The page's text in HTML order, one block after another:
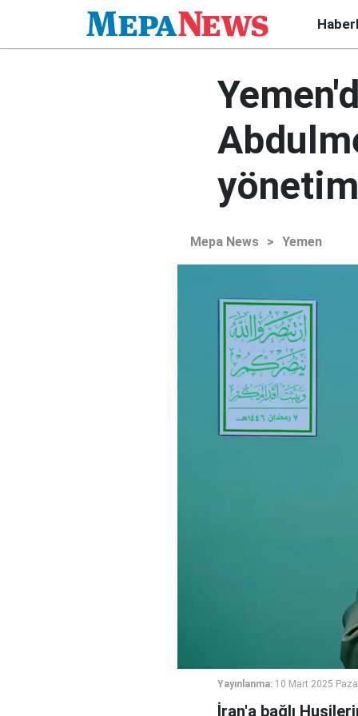
Mepa News > Yemen
Yayınlanma: 10 Mart 2025
İran'a bağlı